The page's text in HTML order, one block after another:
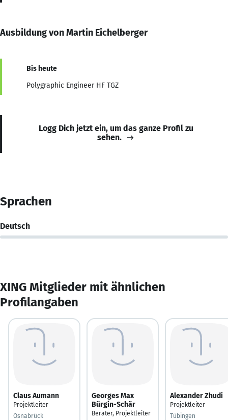
Ausbildung von Martin Eichelberger
Bis heute
Polygraphic Engineer HF TGZ
Logg Dich jetzt ein, um das ganze Profil zu
sehen.
Sprachen
Deutsch
XING Mitglieder mit ähnlichen
Profilangaben
Claus Aumann
Projektleiter
Osnabrück
Georges Max
Bürgin-Schär
Berater, Projektleiter
Alexander Zhudi
Projektleiter
Tübingen